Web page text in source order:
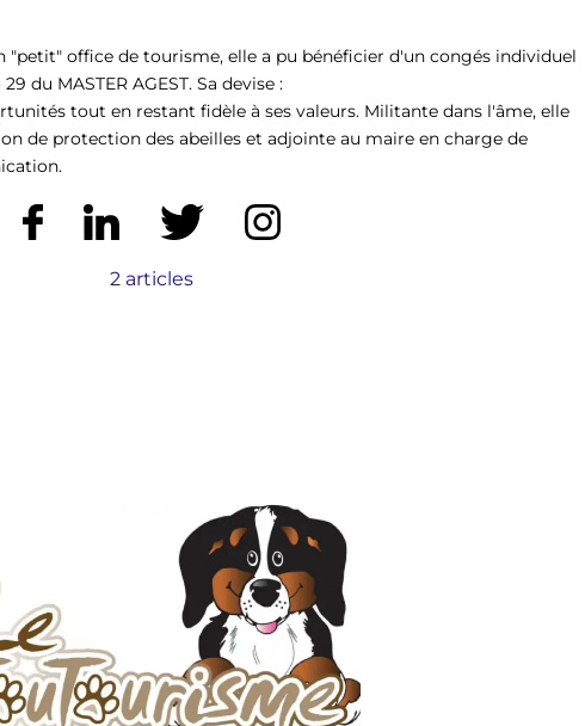
"petit" office de tourisme, elle a pu bénéficier d'un congés individuel
du MASTER AGEST. Sa devise :
tout en restant fidèle à ses valeurs. Militante dans l'âme, elle
de protection des abeilles et adjointe au maire en charge de
2 articles